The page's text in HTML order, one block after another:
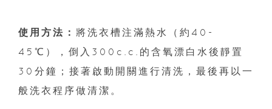
使用方法： 將洗衣槽注滿熱水（約40-
45℃），倒入300c.c.的含氧漂白水後靜置
30分鐘；接著啟動開關進行清洗，最後再以一
般洗衣程序做清潔。